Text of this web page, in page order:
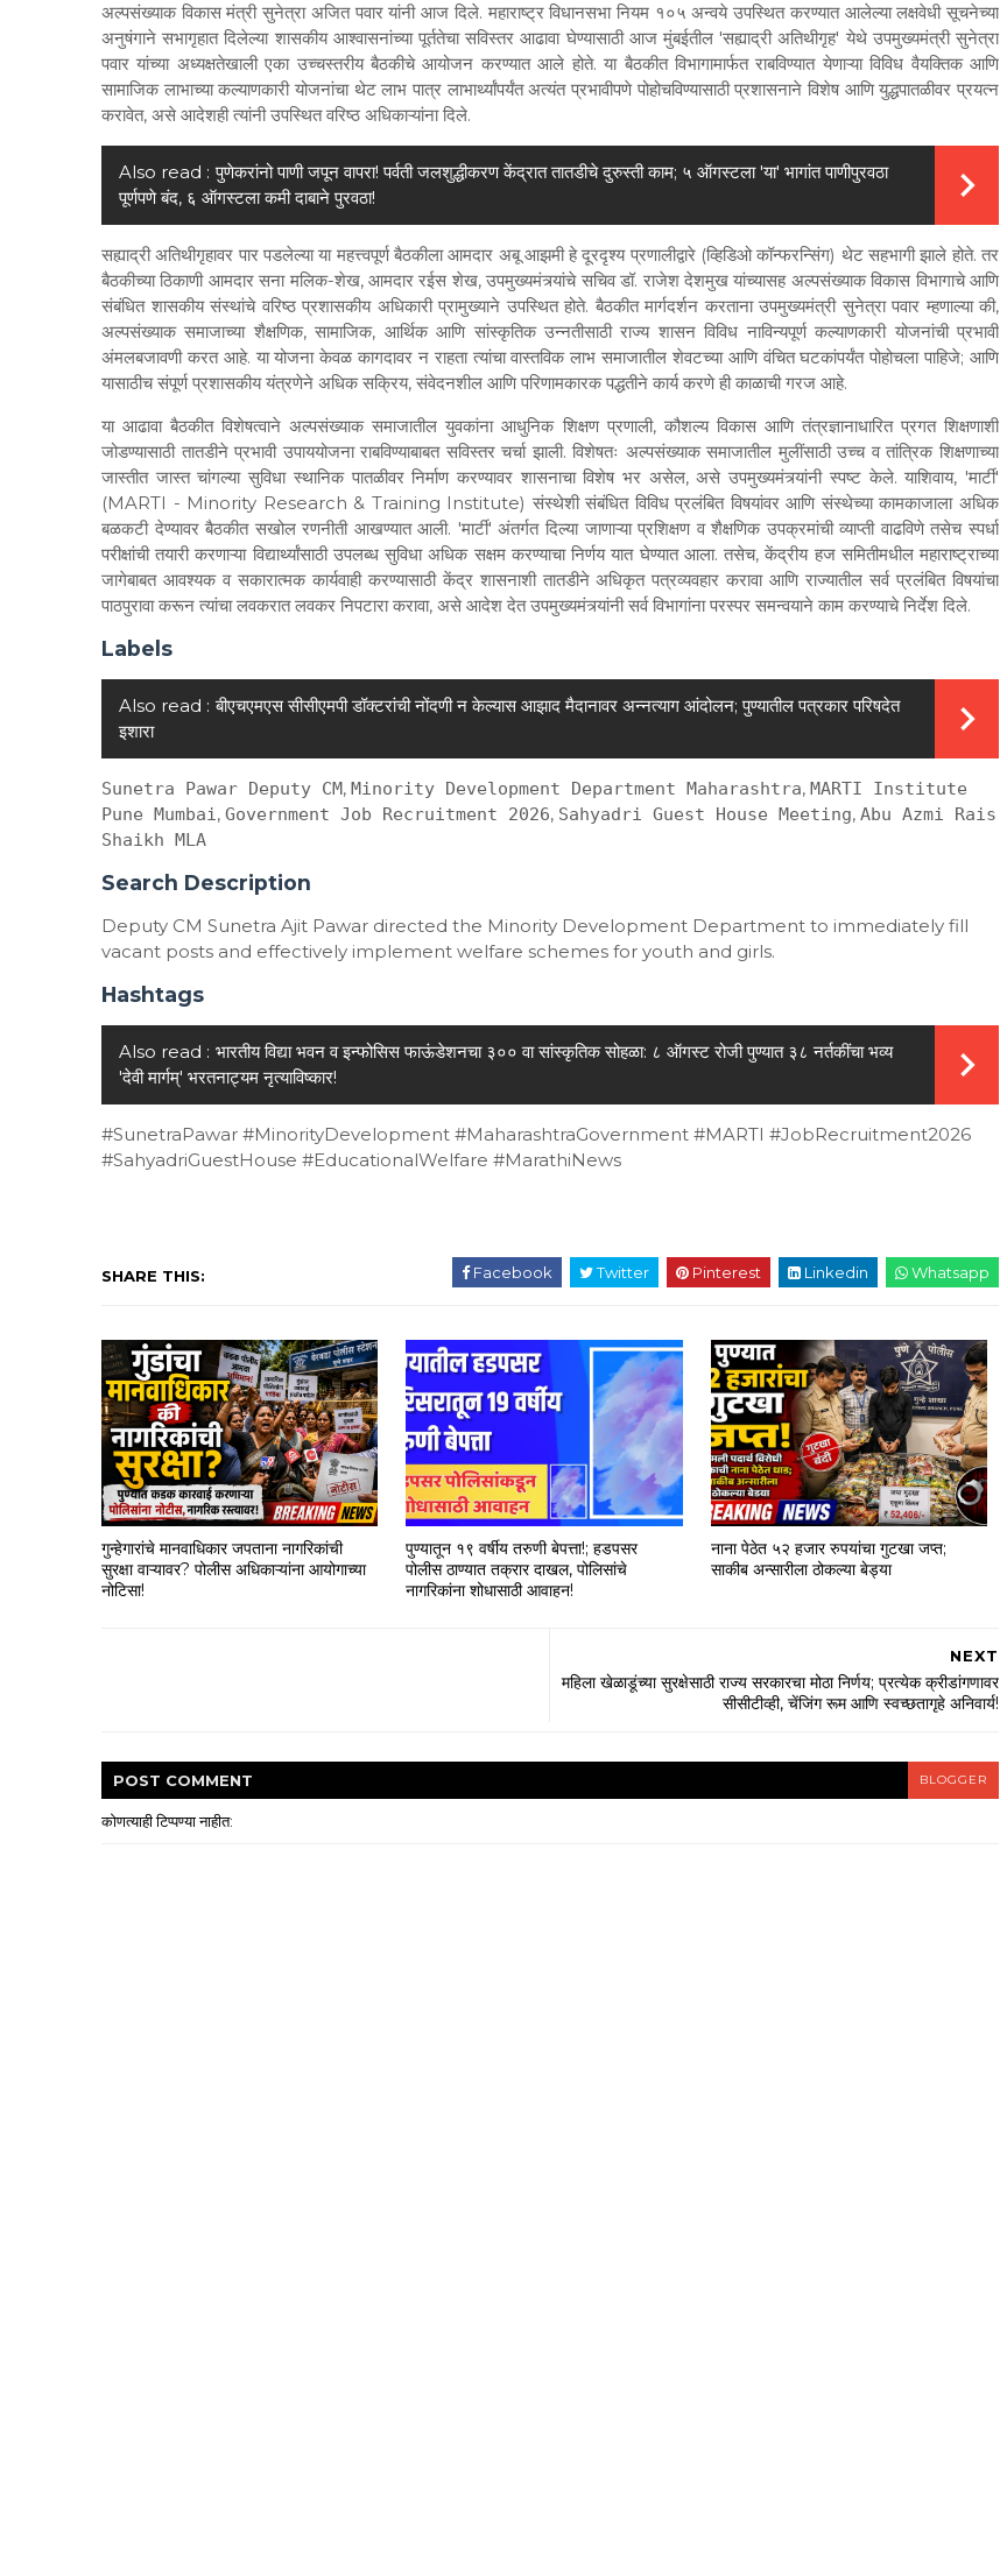
अल्पसंख्याक विकास मंत्री सुनेत्रा अजित पवार यांनी आज दिले. महाराष्ट्र विधानसभा नियम १०५ अन्वये उपस्थित करण्यात आलेल्या लक्षवेधी सूचनेच्या
अनुषंगाने सभागृहात दिलेल्या शासकीय आश्वासनांच्या पूर्ततेचा सविस्तर आढावा घेण्यासाठी आज मुंबईतील 'सह्याद्री अतिथीगृह' येथे उपमुख्यमंत्री सुनेत्रा
पवार यांच्या अध्यक्षतेखाली एका उच्चस्तरीय बैठकीचे आयोजन करण्यात आले होते. या बैठकीत विभागामार्फत राबविण्यात येणाऱ्या विविध वैयक्तिक आणि
सामाजिक लाभाच्या कल्याणकारी योजनांचा थेट लाभ पात्र लाभार्थ्यांपर्यंत अत्यंत प्रभावीपणे पोहोचविण्यासाठी प्रशासनाने विशेष आणि युद्धपातळीवर प्रयत्न
करावेत, असे आदेशही त्यांनी उपस्थित वरिष्ठ अधिकाऱ्यांना दिले.
Also read : पुणेकरांनो पाणी जपून वापरा! पर्वती जलशुद्धीकरण केंद्रात तातडीचे दुरुस्ती काम; ५ ऑगस्टला 'या' भागांत पाणीपुरवठा
पूर्णपणे बंद, ६ ऑगस्टला कमी दाबाने पुरवठा!
सह्याद्री अतिथीगृहावर पार पडलेल्या या महत्त्वपूर्ण बैठकीला आमदार अबू आझमी हे दूरदृश्य प्रणालीद्वारे (व्हिडिओ कॉन्फरन्सिंग) थेट सहभागी झाले होते. तर
बैठकीच्या ठिकाणी आमदार सना मलिक-शेख, आमदार रईस शेख, उपमुख्यमंत्र्यांचे सचिव डॉ. राजेश देशमुख यांच्यासह अल्पसंख्याक विकास विभागाचे आणि
संबंधित शासकीय संस्थांचे वरिष्ठ प्रशासकीय अधिकारी प्रामुख्याने उपस्थित होते. बैठकीत मार्गदर्शन करताना उपमुख्यमंत्री सुनेत्रा पवार म्हणाल्या की,
अल्पसंख्याक समाजाच्या शैक्षणिक, सामाजिक, आर्थिक आणि सांस्कृतिक उन्नतीसाठी राज्य शासन विविध नाविन्यपूर्ण कल्याणकारी योजनांची प्रभावी
अंमलबजावणी करत आहे. या योजना केवळ कागदावर न राहता त्यांचा वास्तविक लाभ समाजातील शेवटच्या आणि वंचित घटकांपर्यंत पोहोचला पाहिजे; आणि
यासाठीच संपूर्ण प्रशासकीय यंत्रणेने अधिक सक्रिय, संवेदनशील आणि परिणामकारक पद्धतीने कार्य करणे ही काळाची गरज आहे.
या आढावा बैठकीत विशेषत्वाने अल्पसंख्याक समाजातील युवकांना आधुनिक शिक्षण प्रणाली, कौशल्य विकास आणि तंत्रज्ञानाधारित प्रगत शिक्षणाशी
जोडण्यासाठी तातडीने प्रभावी उपाययोजना राबविण्याबाबत सविस्तर चर्चा झाली. विशेषतः अल्पसंख्याक समाजातील मुलींसाठी उच्च व तांत्रिक शिक्षणाच्या
जास्तीत जास्त चांगल्या सुविधा स्थानिक पातळीवर निर्माण करण्यावर शासनाचा विशेष भर असेल, असे उपमुख्यमंत्र्यांनी स्पष्ट केले. याशिवाय, 'मार्टी'
(MARTI - Minority Research & Training Institute) संस्थेशी संबंधित विविध प्रलंबित विषयांवर आणि संस्थेच्या कामकाजाला अधिक
बळकटी देण्यावर बैठकीत सखोल रणनीती आखण्यात आली. 'मार्टी' अंतर्गत दिल्या जाणाऱ्या प्रशिक्षण व शैक्षणिक उपक्रमांची व्याप्ती वाढविणे तसेच स्पर्धा
परीक्षांची तयारी करणाऱ्या विद्यार्थ्यांसाठी उपलब्ध सुविधा अधिक सक्षम करण्याचा निर्णय यात घेण्यात आला. तसेच, केंद्रीय हज समितीमधील महाराष्ट्राच्या
जागेबाबत आवश्यक व सकारात्मक कार्यवाही करण्यासाठी केंद्र शासनाशी तातडीने अधिकृत पत्रव्यवहार करावा आणि राज्यातील सर्व प्रलंबित विषयांचा
पाठपुरावा करून त्यांचा लवकरात लवकर निपटारा करावा, असे आदेश देत उपमुख्यमंत्र्यांनी सर्व विभागांना परस्पर समन्वयाने काम करण्याचे निर्देश दिले.
Labels
Also read : बीएचएमएस सीसीएमपी डॉक्टरांची नोंदणी न केल्यास आझाद मैदानावर अन्नत्याग आंदोलन; पुण्यातील पत्रकार परिषदेत
इशारा
Sunetra Pawar Deputy CM, Minority Development Department Maharashtra, MARTI Institute
Pune Mumbai, Government Job Recruitment 2026, Sahyadri Guest House Meeting, Abu Azmi Rais
Shaikh MLA
Search Description
Deputy CM Sunetra Ajit Pawar directed the Minority Development Department to immediately fill
vacant posts and effectively implement welfare schemes for youth and girls.
Hashtags
Also read : भारतीय विद्या भवन व इन्फोसिस फाऊंडेशनचा ३०० वा सांस्कृतिक सोहळा: ८ ऑगस्ट रोजी पुण्यात ३८ नर्तकींचा भव्य
'देवी मार्गम्' भरतनाट्यम नृत्याविष्कार!
#SunetraPawar #MinorityDevelopment #MaharashtraGovernment #MARTI #JobRecruitment2026
#SahyadriGuestHouse #EducationalWelfare #MarathiNews
SHARE THIS: Facebook Twitter Pinterest Linkedin Whatsapp
गुन्हेगारांचे मानवाधिकार जपताना नागरिकांची
सुरक्षा वाऱ्यावर? पोलीस अधिकाऱ्यांना आयोगाच्या
नोटिसा!
पुण्यातून १९ वर्षीय तरुणी बेपत्ता!; हडपसर
पोलीस ठाण्यात तक्रार दाखल, पोलिसांचे
नागरिकांना शोधासाठी आवाहन!
नाना पेठेत ५२ हजार रुपयांचा गुटखा जप्त;
साकीब अन्सारीला ठोकल्या बेड्या
NEXT
महिला खेळाडूंच्या सुरक्षेसाठी राज्य सरकारचा मोठा निर्णय; प्रत्येक क्रीडांगणावर
सीसीटीव्ही, चेंजिंग रूम आणि स्वच्छतागृहे अनिवार्य!
POST COMMENT BLOGGER
कोणत्याही टिप्पण्‍या नाहीत: